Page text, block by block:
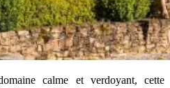
calme et verdoyant, cette